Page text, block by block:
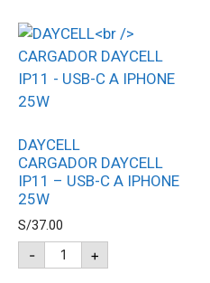
DAYCELL
CARGADOR DAYCELL
IP11 – USB-C A IPHONE
25W
S/37.00
- +